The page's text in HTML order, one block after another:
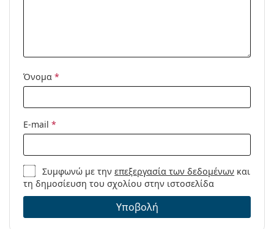
Όνομα *
E-mail *
Συμφωνώ με τηνεπεξεργασία των δεδομένων και
τη δημοσίευση του σχολίου στην ιστοσελίδα
Υποβολή